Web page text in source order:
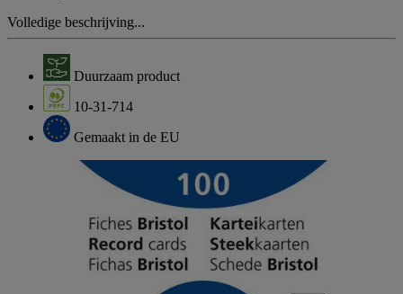
Volledige beschrijving...
Duurzaam product
10-31-714
Gemaakt in de EU